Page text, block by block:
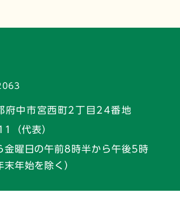
中市宮西町2丁目24番地
（代表）
金曜日の午前8時半から午後5時
末年始を除く）